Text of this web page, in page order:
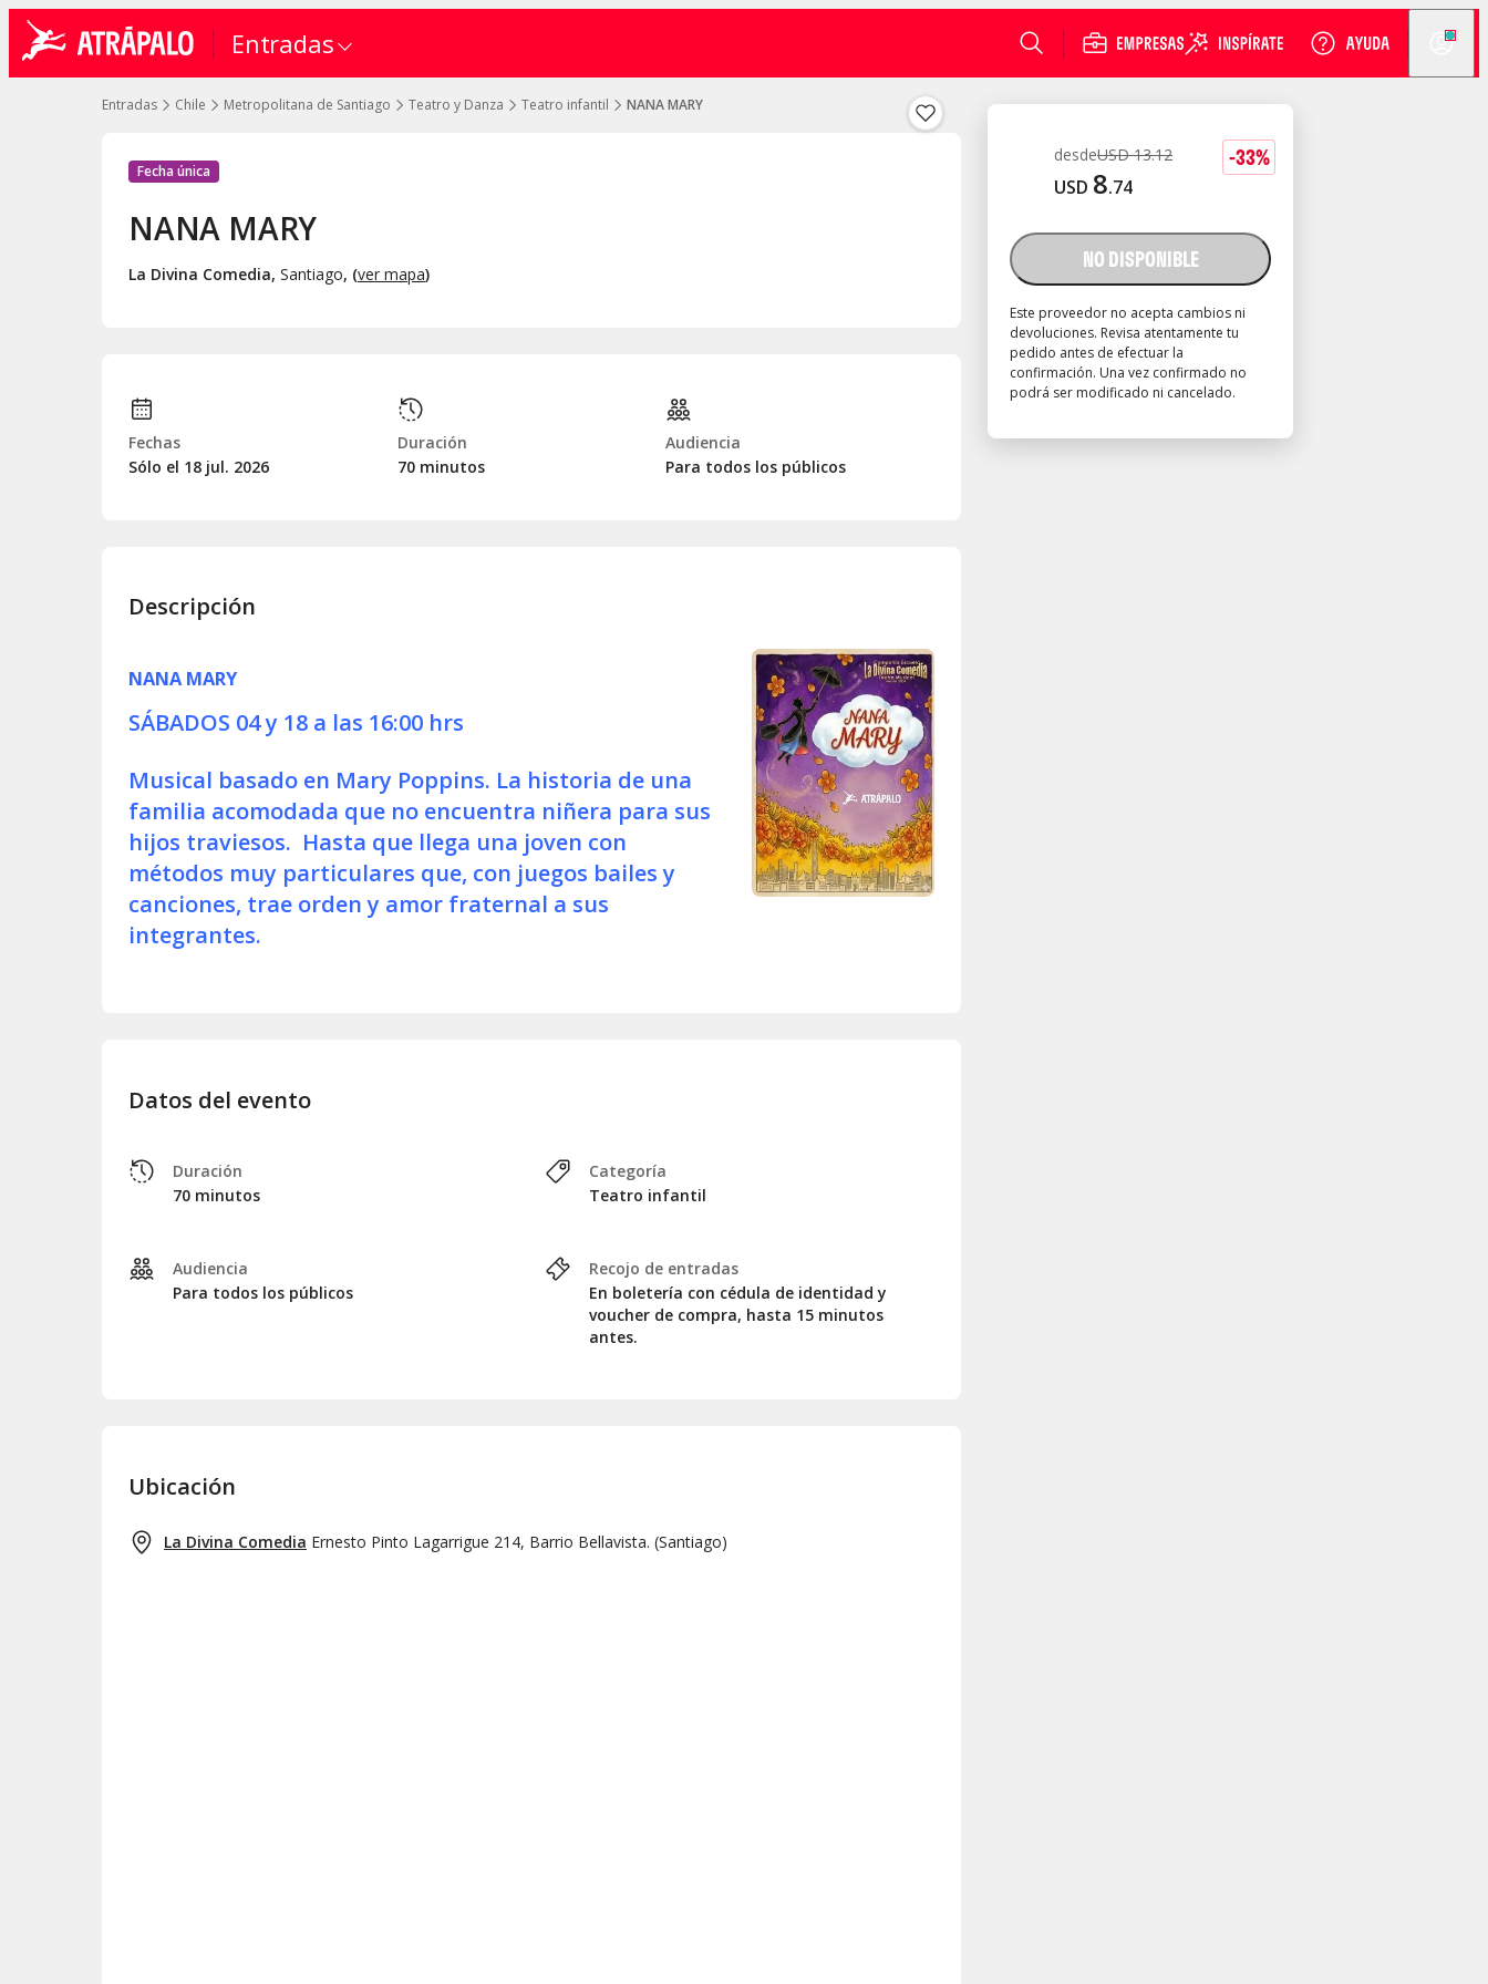
Entradas
Entradas Chile Metropolitana de Santiago Teatro y Danza Teatro infantil NANA MARY
-33%
desdeUSD 13.12
USD 8.74
NO DISPONIBLE
Este proveedor no acepta cambios ni
devoluciones. Revisa atentamente tu
pedido antes de efectuar la
confirmación. Una vez confirmado no
podrá ser modificado ni cancelado.
Fecha única
NANA MARY
La Divina Comedia, Santiago, (ver mapa)
Fechas
Sólo el 18 jul. 2026
Duración
70 minutos
Audiencia
Para todos los públicos
Descripción
NANA MARY
SÁBADOS 04 y 18 a las 16:00 hrs
Musical basado en Mary Poppins. La historia de una
familia acomodada que no encuentra niñera para sus
hijos traviesos. Hasta que llega una joven con
métodos muy particulares que, con juegos bailes y
canciones, trae orden y amor fraternal a sus
integrantes.
Datos del evento
Duración
70 minutos
Audiencia
Para todos los públicos
Categoría
Teatro infantil
Recojo de entradas
En boletería con cédula de identidad y
voucher de compra, hasta 15 minutos
antes.
Ubicación
La Divina Comedia Ernesto Pinto Lagarrigue 214, Barrio Bellavista. (Santiago)